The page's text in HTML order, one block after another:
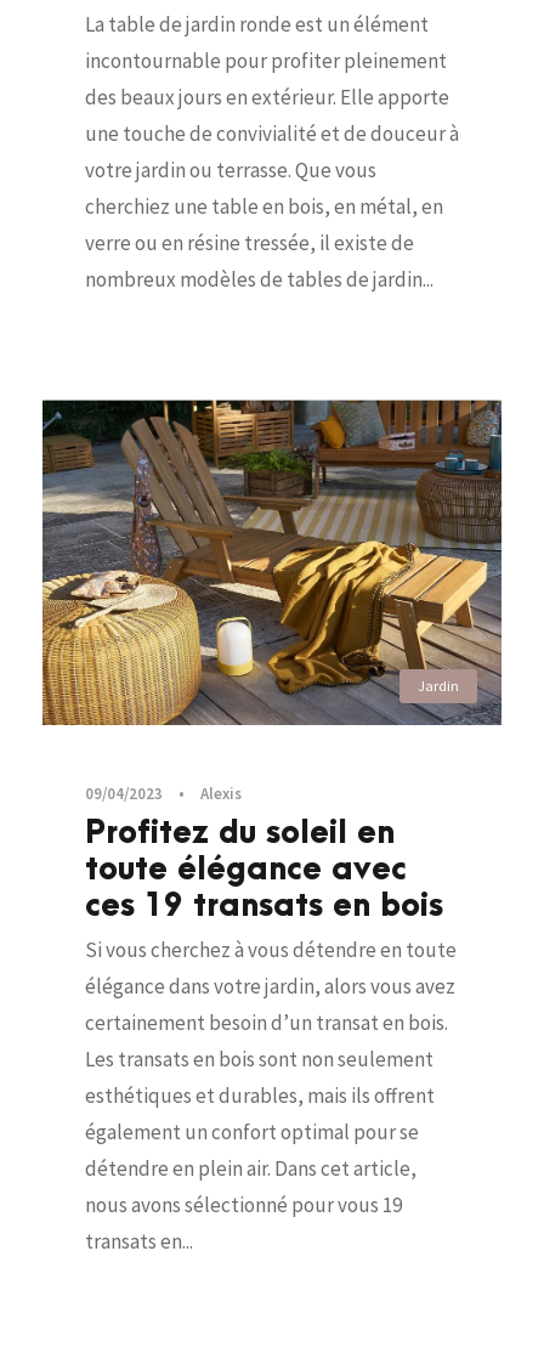
La table de jardin ronde est un élément
incontournable pour profiter pleinement
des beaux jours en extérieur. Elle apporte
une touche de convivialité et de douceur à
votre jardin ou terrasse. Que vous
cherchiez une table en bois, en métal, en
verre ou en résine tressée, il existe de
nombreux modèles de tables de jardin...
Jardin
09/04/2023 • Alexis
Profitez du soleil en
toute élégance avec
ces 19 transats en bois
Si vous cherchez à vous détendre en toute
élégance dans votre jardin, alors vous avez
certainement besoin d’un transat en bois.
Les transats en bois sont non seulement
esthétiques et durables, mais ils offrent
également un confort optimal pour se
détendre en plein air. Dans cet article,
nous avons sélectionné pour vous 19
transats en...